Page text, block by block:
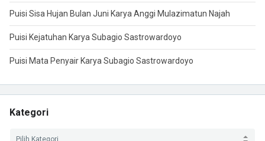
Puisi Sisa Hujan Bulan Juni Karya Anggi Mulazimatun Najah
Puisi Kejatuhan Karya Subagio Sastrowardoyo
Puisi Mata Penyair Karya Subagio Sastrowardoyo
Kategori